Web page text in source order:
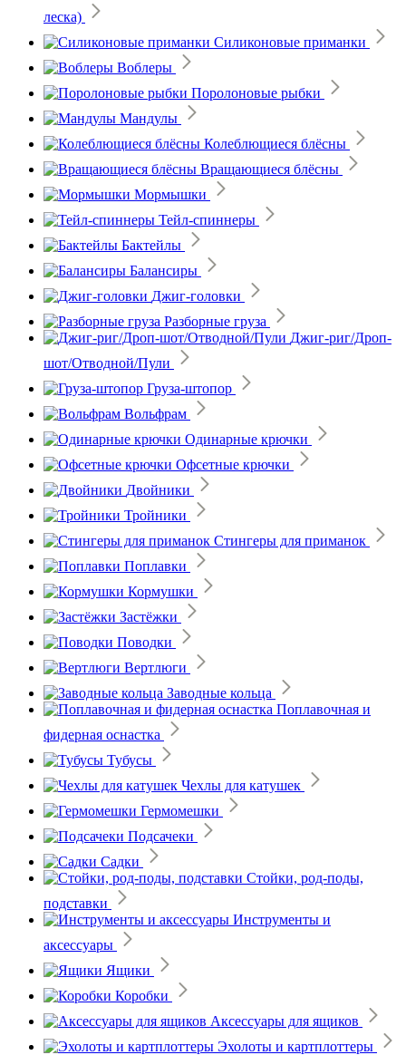
леска)
Силиконовые приманки
Воблеры
Поролоновые рыбки
Мандулы
Колеблющиеся блёсны
Вращающиеся блёсны
Мормышки
Тейл-спиннеры
Бактейлы
Балансиры
Джиг-головки
Разборные груза
Джиг-риг/Дроп-
шот/Отводной/Пули
Груза-штопор
Вольфрам
Одинарные крючки
Офсетные крючки
Двойники
Тройники
Стингеры для приманок
Поплавки
Кормушки
Застёжки
Поводки
Вертлюги
Заводные кольца
Поплавочная и
фидерная оснастка
Тубусы
Чехлы для катушек
Гермомешки
Подсачеки
Садки
Стойки, род-поды,
подставки
Инструменты и
аксессуары
Ящики
Коробки
Аксессуары для ящиков
Эхолоты и картплоттеры